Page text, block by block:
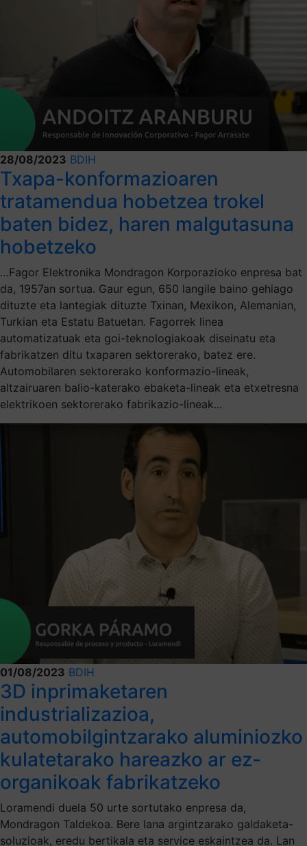
28/08/2023 BDIH
Txapa-konformazioaren
tratamendua hobetzea trokel
baten bidez, haren malgutasuna
hobetzeko
…Fagor Elektronika Mondragon Korporazioko enpresa bat
da, 1957an sortua. Gaur egun, 650 langile baino gehiago
dituzte eta lantegiak dituzte Txinan, Mexikon, Alemanian,
Turkian eta Estatu Batuetan. Fagorrek linea
automatizatuak eta goi-teknologiakoak diseinatu eta
fabrikatzen ditu txaparen sektorerako, batez ere.
Automobilaren sektorerako konformazio-lineak,
altzairuaren balio-katerako ebaketa-lineak eta etxetresna
elektrikoen sektorerako fabrikazio-lineak...
01/08/2023 BDIH
3D inprimaketaren
industrializazioa,
automobilgintzarako aluminiozko
kulatetarako hareazko ar ez-
organikoak fabrikatzeko
Loramendi duela 50 urte sortutako enpresa da,
Mondragon Taldekoa. Bere lana argintzarako galdaketa-
soluzioak, eredu bertikala eta service eskaintzea da. Lan